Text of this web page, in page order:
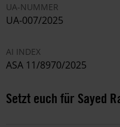
UA-NUMMER
UA-007/2025
AI INDEX
ASA 11/8970/2025
Setzt euch für Sayed